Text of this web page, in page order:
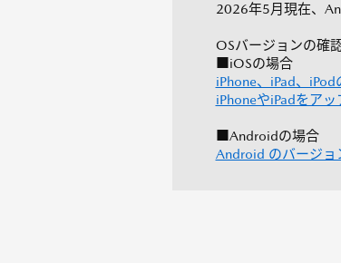
2026年5月現在、
OSバージョンの確
■iOSの場合
iPhone、iPad、
iPhoneやiPadをア
■Androidの場合
Android のバージョ